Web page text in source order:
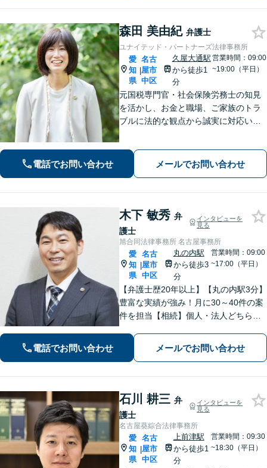
森田 美由紀 弁護士
ユナイテッド・パートナーズ法律事務所
愛
知
県
|
名古
屋市
中区
久屋大通駅
から徒歩1
分
営業時間：09:00
~19:00（平日）
元国税専門官・社会保険労務士の知見
を活かし、お金と職場、ご家族のトラ
ブルに法的な観点から誠実に対応いた
らのご相談可
電話でお問い合わせ メールでお問い合わせ
木下 敏秀 弁
護士
インタビューを
見る
旭合同法律事務所 名古屋事務所
愛
知
県
|
名古
屋市
中区
丸の内駅
から徒歩3
分
営業時間：09:00
~17:00（平日）
【弁護士歴20年以上】【丸の内駅3分】
豊富な実績が強み！月に30～40件の案
件を担当【相続】個人・法人どちらの
方ともに納得する解決を目指します
【離婚問題】他士業と連携し多角的な
電話でお問い合わせ メールでお問い合わせ
石川 耕三 弁
護士
インタビューを
見る
名古屋葵綜合法律事務所
愛
知
県
|
名古
屋市
中区
上前津駅
から徒歩1
分
営業時間：09:30
~18:30（平日）